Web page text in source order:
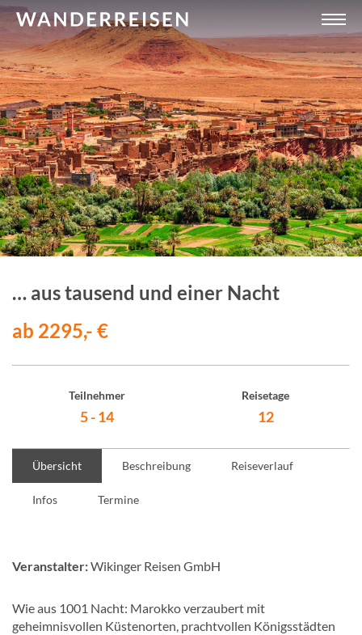
… aus tausend und einer Nacht
ab 2295,- €
Teilnehmer
5 - 14
Reisetage
12
Übersicht Beschreibung Reiseverlauf
Infos Termine
Veranstalter:Wikinger Reisen GmbH
Wie aus 1001 Nacht: Marokko verzaubert mit
geheimnisvollen Küstenorten, prachtvollen Königsstädten